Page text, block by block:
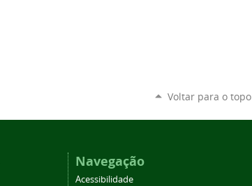
Voltar para o topo
Navegação
Acessibilidade